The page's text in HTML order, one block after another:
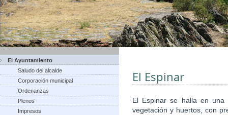
El Ayuntamiento
Saludo del alcalde
Corporación municipal
Ordenanzas
Plenos
Impresos
El Espinar
El Espinar se halla en una
vegetación y huertos, con